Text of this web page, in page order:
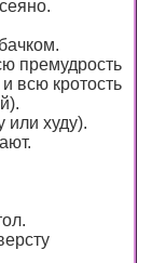
премудрость
всю кротость
или худу).